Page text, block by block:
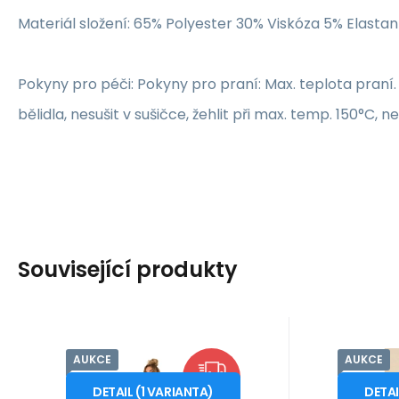
Materiál složení: 65% Polyester 30% Viskóza 5% Elastan
Pokyny pro péči: Pokyny pro praní: Max. teplota
bělidla, nesušit v sušičce, žehlit při max. temp. 150°C,
Související produkty
AUKCE
ZDARMA
MoeDámská mikina
M729 - Moe
Kód: i10_P63289
Kód dod.: 177607
Záruka2 roky
od2 769Kč3 879 Kč
Skladem - expedice ihned
2XL/3XL
DETAIL (1VARIANTA)
Dlouhá mikina s kapucí a
AUKCE
B2BKód
od1
Kolekce